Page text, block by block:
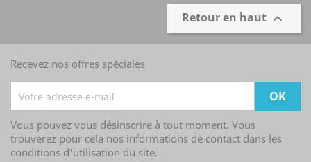
Retour en haut 
Recevez nos offres spéciales
Vous pouvez vous désinscrire à tout moment. Vous
trouverez pour cela nos informations de contact dans les
conditions d'utilisation du site.